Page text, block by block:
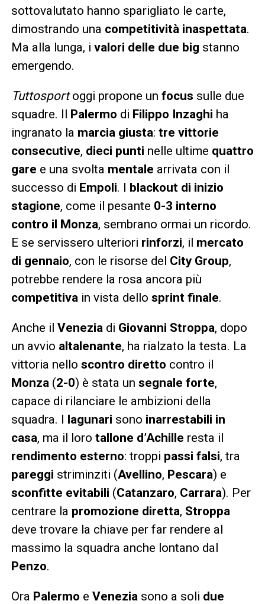
sottovalutato hanno sparigliato le carte,
dimostrando una competitività inaspettata.
Ma alla lunga, i valori delle due big stanno
emergendo.
Tuttosportoggi propone un focus sulle due
squadre. Il Palermo di Filippo Inzaghi ha
ingranato la marcia giusta: tre vittorie
consecutive, dieci punti nelle ultime quattro
gare e una svolta mentale arrivata con il
successo di Empoli. I blackout di inizio
stagione, come il pesante 0-3 interno
contro il Monza, sembrano ormai un ricordo.
E se servissero ulteriori rinforzi, il mercato
di gennaio, con le risorse del City Group,
potrebbe rendere la rosa ancora più
competitiva in vista dello sprint finale.
Anche il Venezia di Giovanni Stroppa, dopo
un avvio altalenante, ha rialzato la testa. La
vittoria nello scontro diretto contro il
Monza (2-0) è stata un segnale forte,
capace di rilanciare le ambizioni della
squadra. I lagunari sono inarrestabili in
casa, ma il loro tallone d’Achille resta il
rendimento esterno: troppi passi falsi, tra
pareggi striminziti (Avellino, Pescara) e
sconfitte evitabili (Catanzaro, Carrara). Per
centrare la promozione diretta, Stroppa
deve trovare la chiave per far rendere al
massimo la squadra anche lontano dal
Penzo.
Ora Palermo e Venezia sono a soli due